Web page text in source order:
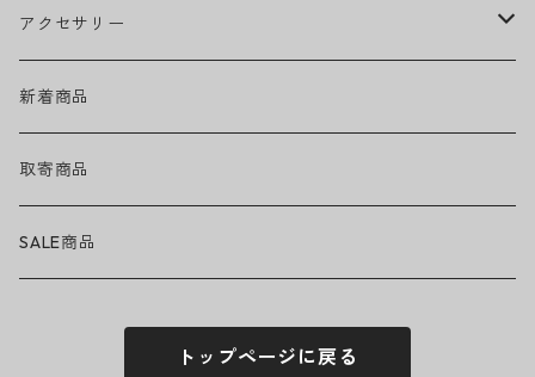
EMINEM
GREEN DAY
GUNS N' ROSES
LADY GAGA
ベアリング
トラック
ヘルメット・プロテクター
アクセサリー・小物
ヘッドウェア
キャップ
ハット
ネックウェア
トップス
Tシャツ・ロングTシャツ
ボトムス
アクセサリー
ハードグッズ
バッグ・ポーチ
サングラス
新着商品
取寄商品
SALE商品
トップページに戻る